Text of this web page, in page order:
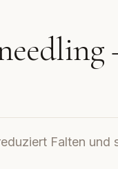
Falten und